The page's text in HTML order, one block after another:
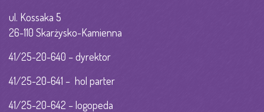
ul. Kossaka 5
26-110 Skarżysko-Kamienna
41/25-20-640 – dyrektor
41/25-20-641 – hol parter
41/25-20-642 – logopeda